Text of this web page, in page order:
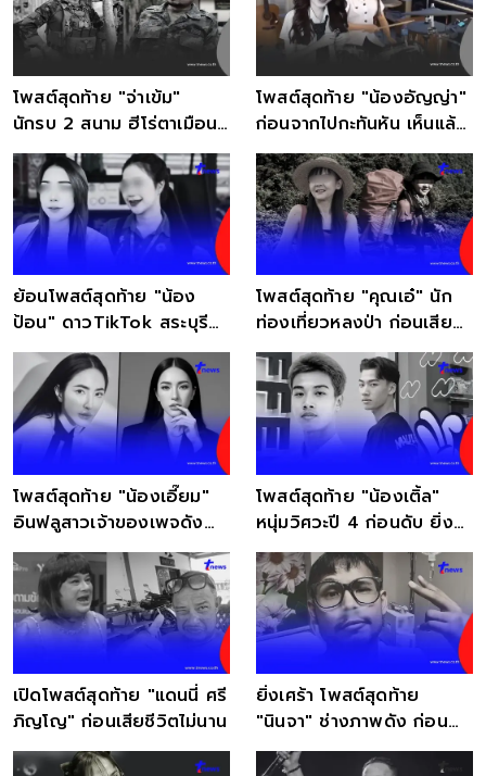
โพสต์สุดท้าย "จ่าเข้ม"
นักรบ 2 สนาม ฮีโร่ตาเมือน
ธม ก่อนสิ้นลมเศร้า
โพสต์สุดท้าย "น้องอัญญ่า"
ก่อนจากไปกะทันหัน เห็นแล้ว
ยิ่งเสียดาย
ย้อนโพสต์สุดท้าย "น้อง
ป้อน" ดาวTikTok สระบุรี
ก่อนเสียชีวิต 1 วัน
โพสต์สุดท้าย "คุณเอ๋" นัก
ท่องเที่ยวหลงป่า ก่อนเสีย
ชีวิตเศร้า
โพสต์สุดท้าย "น้องเอี๊ยม"
อินฟลูสาวเจ้าของเพจดัง
ก่อนเสียชีวิต
โพสต์สุดท้าย "น้องเติ้ล"
หนุ่มวิศวะปี 4 ก่อนดับ ยิ่ง
สลดใจหนัก
เปิดโพสต์สุดท้าย "แดนนี่ ศรี
ภิญโญ" ก่อนเสียชีวิตไม่นาน
ยิ่งเศร้า โพสต์สุดท้าย
"นินจา" ช่างภาพดัง ก่อน
เสียชีวิตอย่างสงบ